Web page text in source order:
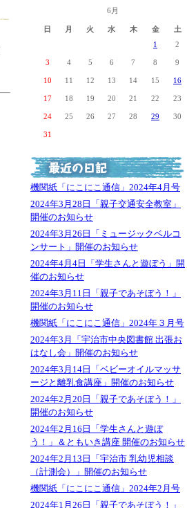
6月
日 月 火 水 木 金
土
1
2
3 4 5 6 7 8 9
10 11 12 13 14 15 16
17 18 19 20 21 22 23
24 25 26 27 28 29 30
31
機関紙「にこにこ通信」2024年4月号
2024年3月28日「親子交通安全教室」
開催のお知らせ
2024年3月26日「ミュージックベルコ
ンサート」開催のお知らせ
2024年4月4日「学生さんと遊ぼう」開
催のお知らせ
2024年3月11日「親子であそぼう！」
開催のお知らせ
機関紙「にこにこ通信」2024年３月号
2024年3月「宇治市中央図書館 出張お
はなし会」開催のお知らせ
2024年3月14日「ベビーオイルマッサ
ージと離乳食講座」開催のお知らせ
2024年2月20日「親子であそぼう！」
開催のお知らせ
2024年2月16日「学生さんと遊ぼ
う！」＆ともいき講座 開催のお知らせ
2024年2月13日「宇治市 乳幼児相談
（計測会）」開催のお知らせ
機関紙「にこにこ通信」2024年2月号
2024年1月26日「親子であそぼう！」